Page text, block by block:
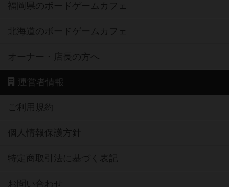
福岡県のボードゲームカフェ
北海道のボードゲームカフェ
オーナー・店長の方へ
運営者情報
ご利用規約
個人情報保護方針
特定商取引法に基づく表記
お問い合わせ